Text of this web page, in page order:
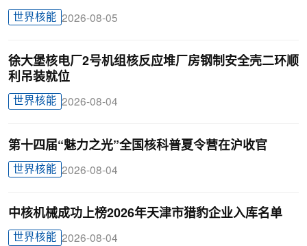
世界核能 2026-08-05
徐大堡核电厂2号机组核反应堆厂房钢制安全壳二环顺
利吊装就位
世界核能 2026-08-04
第十四届“魅力之光”全国核科普夏令营在沪收官
世界核能 2026-08-04
中核机械成功上榜2026年天津市猎豹企业入库名单
世界核能 2026-08-04